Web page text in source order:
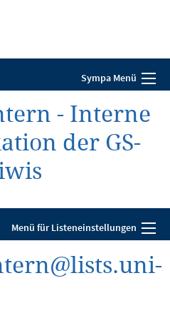
Sympa Menü
- Interne
der GS-
Menü für Listeneinstellungen